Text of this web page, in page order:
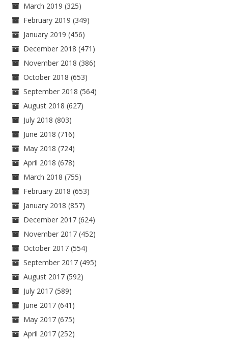
March 2019 (325)
February 2019 (349)
January 2019 (456)
December 2018 (471)
November 2018 (386)
October 2018 (653)
September 2018 (564)
August 2018 (627)
July 2018 (803)
June 2018 (716)
May 2018 (724)
April 2018 (678)
March 2018 (755)
February 2018 (653)
January 2018 (857)
December 2017 (624)
November 2017 (452)
October 2017 (554)
September 2017 (495)
August 2017 (592)
July 2017 (589)
June 2017 (641)
May 2017 (675)
April 2017 (252)